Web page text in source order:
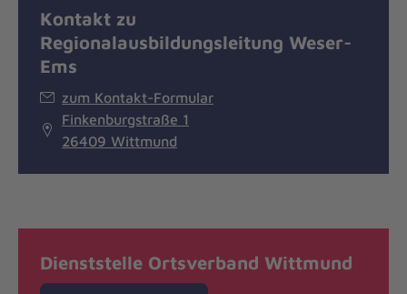
Kontakt zu
Regionalausbildungsleitung Weser-
Ems
zum Kontakt-Formular
Finkenburgstraße 1
26409 Wittmund
Dienststelle Ortsverband Wittmund